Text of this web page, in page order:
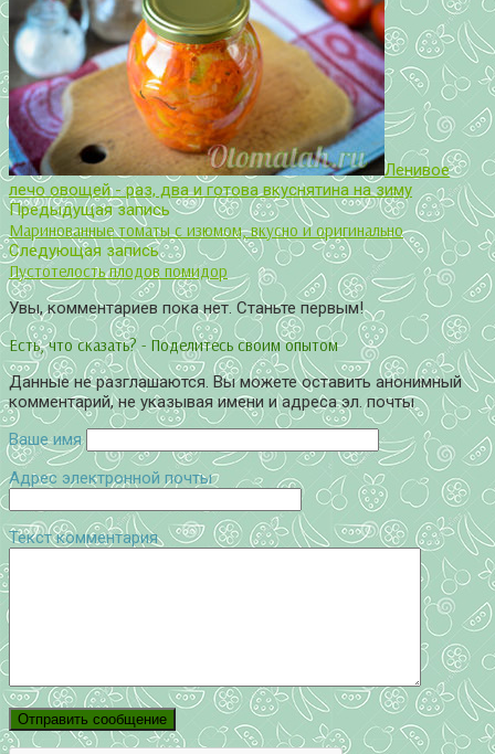
Ленивое
лечо овощей - раз, два и готова вкуснятина на зиму
Предыдущая запись
Маринованные томаты с изюмом, вкусно и оригинально
Следующая запись
Пустотелость плодов помидор
Увы, комментариев пока нет. Станьте первым!
Есть, что сказать? - Поделитесь своим опытом
Данные не разглашаются. Вы можете оставить анонимный
комментарий, не указывая имени и адреса эл. почты
Ваше имя
Адрес электронной почты
Текст комментария